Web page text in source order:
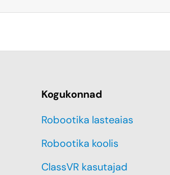
Kogukonnad
Robootika lasteaias
Robootika koolis
ClassVR kasutajad